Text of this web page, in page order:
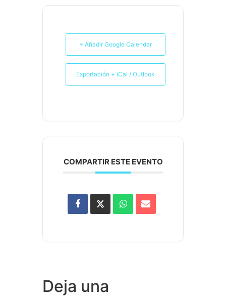
+ Añadir Google Calendar
Exportación + iCal / Outlook
COMPARTIR ESTE EVENTO
Deja una